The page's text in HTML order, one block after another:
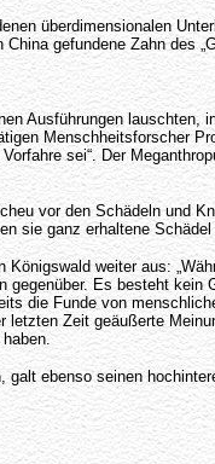
überdimensionalen
gefundene Zahn des
Ausführungen
Menschheitsforscher
sei“. Der
vor den Schädeln und
sie ganz erhaltene
weiter aus:
gegenüber. Es besteht
die Funde von
Zeit geäußerte
ebenso seinen